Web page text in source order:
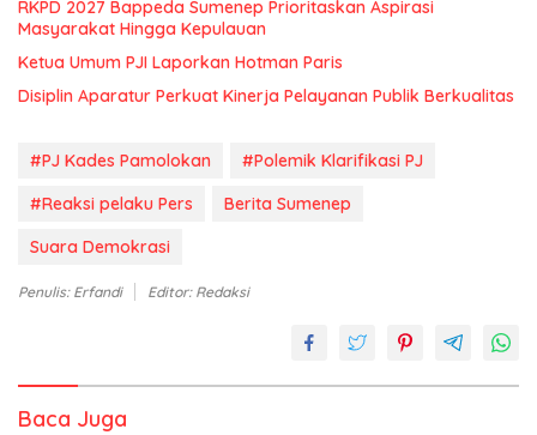
RKPD 2027 Bappeda Sumenep Prioritaskan Aspirasi
Masyarakat Hingga Kepulauan
Ketua Umum PJI Laporkan Hotman Paris
Disiplin Aparatur Perkuat Kinerja Pelayanan Publik Berkualitas
#PJ Kades Pamolokan
#Polemik Klarifikasi PJ
#Reaksi pelaku Pers
Berita Sumenep
Suara Demokrasi
Penulis: Erfandi Editor: Redaksi
Baca Juga